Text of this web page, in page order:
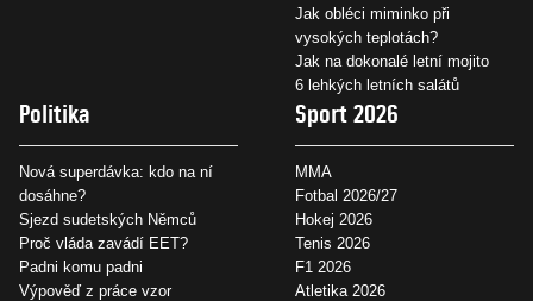
Jak obléci miminko při
vysokých teplotách?
Jak na dokonalé letní mojito
6 lehkých letních salátů
Politika
Nová superdávka: kdo na ní
dosáhne?
Sjezd sudetských Němců
Proč vláda zavádí EET?
Padni komu padni
Výpověď z práce vzor
Sport 2026
MMA
Fotbal 2026/27
Hokej 2026
Tenis 2026
F1 2026
Atletika 2026